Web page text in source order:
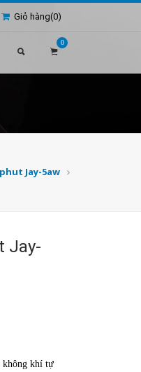
Giỏ hàng(0)
0
Jay-5aw
Jay-
không khí tự